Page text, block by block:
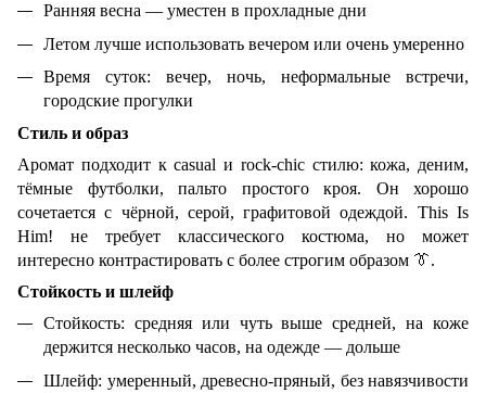
Ранняя весна — уместен в прохладные дни
Летом лучше использовать вечером или очень умеренно
Время суток: вечер, ночь, неформальные встречи,
городские прогулки
Стиль и образ
Аромат подходит к casual и rock-chic стилю: кожа, деним,
тёмные футболки, пальто простого кроя. Он хорошо
сочетается с чёрной, серой, графитовой одеждой. This Is
Him! не требует классического костюма, но может
интересно контрастировать с более строгим образом 👔.
Стойкость и шлейф
Стойкость: средняя или чуть выше средней, на коже
держится несколько часов, на одежде — дольше
Шлейф: умеренный, древесно-пряный, без навязчивости